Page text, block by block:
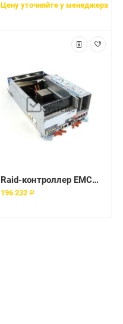
Цену уточняйте у менеджера
Raid-контроллер EMC VNX5500 Storage Processor 12Gb RAM [110-140-102B]
196 232 ₽